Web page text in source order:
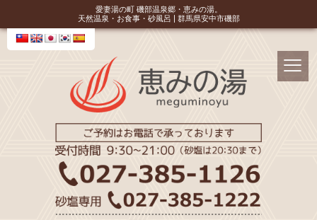
愛妻湯の町 磯部温泉郷・恵みの湯。
天然温泉・お食事・砂風呂 | 群馬県安中市磯部